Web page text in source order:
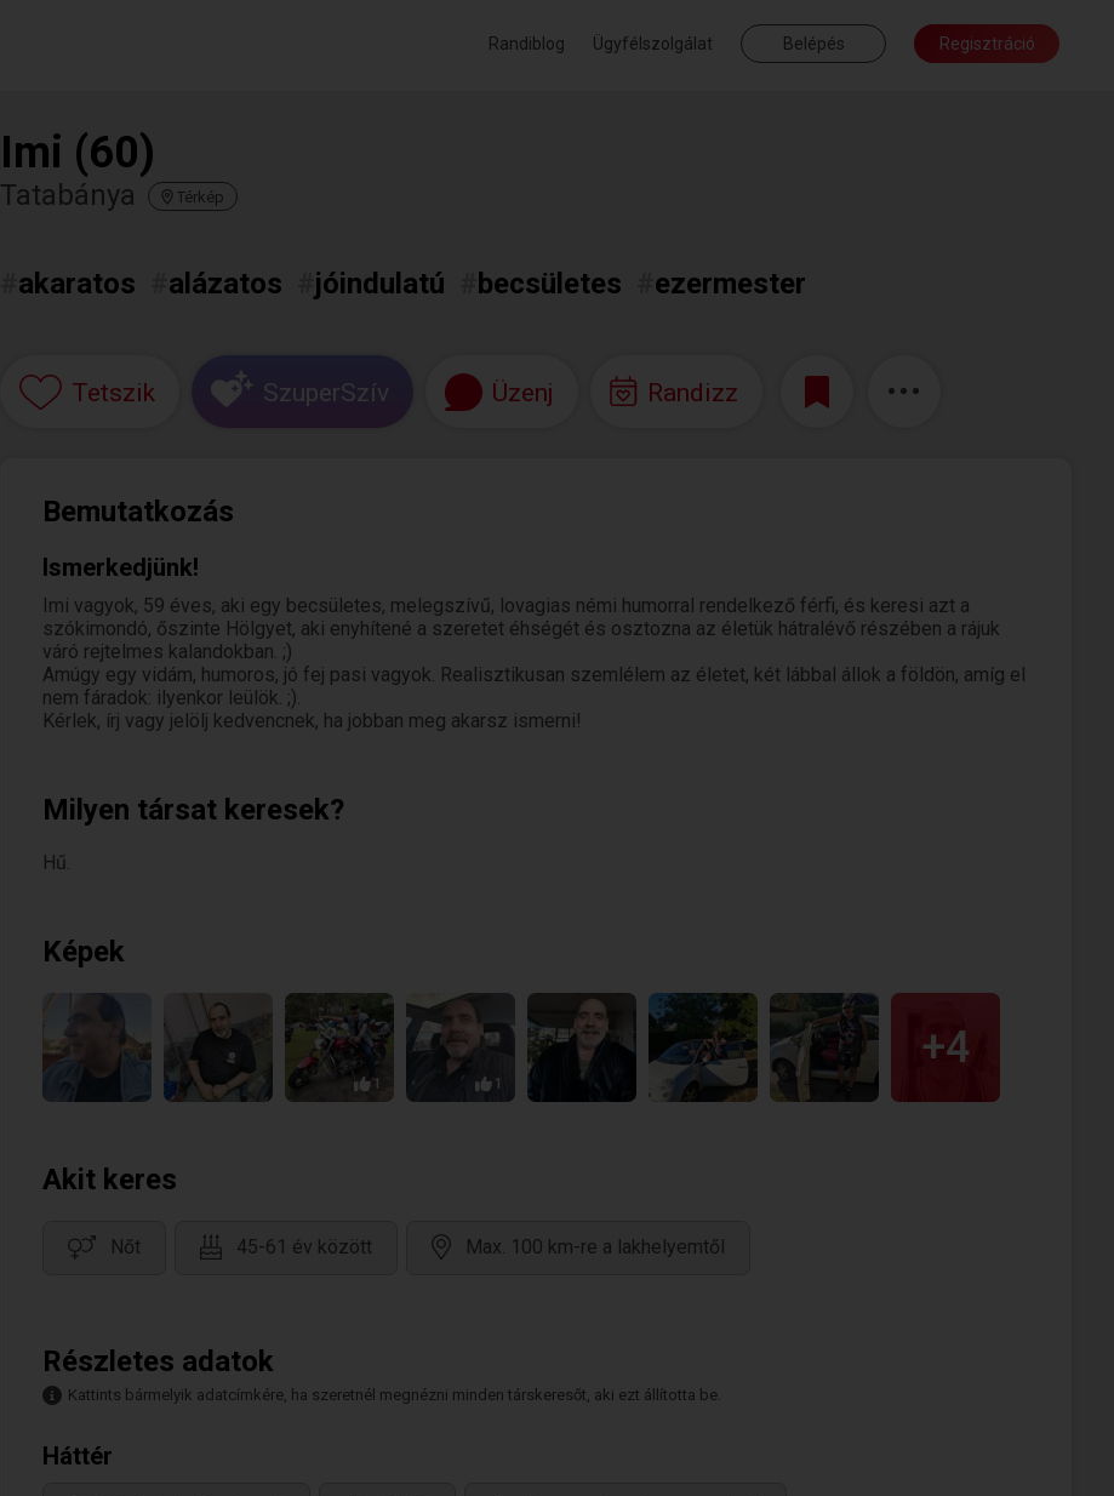
Randiblog Ügyfélszolgálat Belépés Regisztráció
Imi (60)
Tatabánya Térkép
akaratos alázatos jóindulatú becsületes ezermester
Tetszik SzuperSzív Üzenj Randizz
Bemutatkozás
Ismerkedjünk!
Imi vagyok, 59 éves, aki egy becsületes, melegszívű, lovagias némi humorral rendelkező férfi, és keresi azt a
szókimondó, őszinte Hölgyet, aki enyhítené a szeretet éhségét és osztozna az életük hátralévő részében a rájuk
váró rejtelmes kalandokban. ;)
Amúgy egy vidám, humoros, jó fej pasi vagyok. Realisztikusan szemlélem az életet, két lábbal állok a földön, amíg el
nem fáradok: ilyenkor leülök. ;).
Kérlek, írj vagy jelölj kedvencnek, ha jobban meg akarsz ismerni!
Milyen társat keresek?
Hű.
Képek
1 1
+4
Akit keres
Nőt 45-61 év között Max. 100 km-re a lakhelyemtől
Részletes adatok
Kattints bármelyik adatcímkére, ha szeretnél megnézni minden társkeresőt, aki ezt állította be.
Háttér